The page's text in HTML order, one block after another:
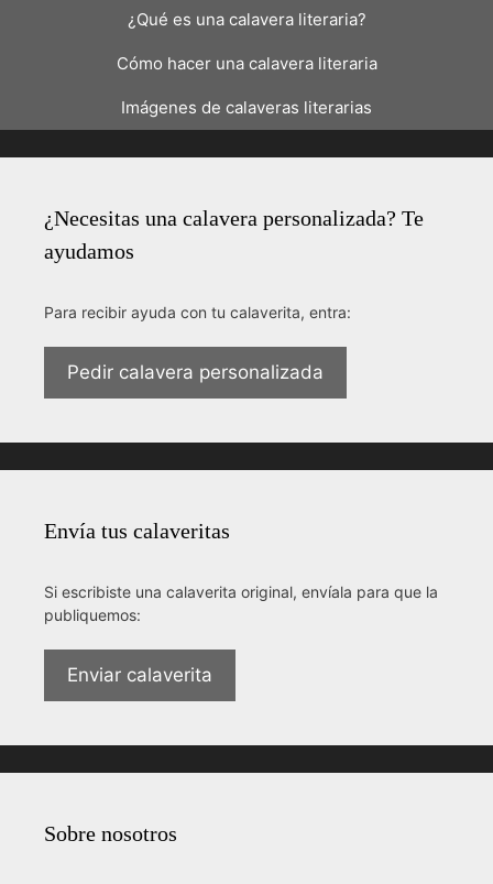
¿Qué es una calavera literaria?
Cómo hacer una calavera literaria
Imágenes de calaveras literarias
¿Necesitas una calavera personalizada? Te
ayudamos
Para recibir ayuda con tu calaverita, entra:
Pedir calavera personalizada
Envía tus calaveritas
Si escribiste una calaverita original, envíala para que la
publiquemos:
Enviar calaverita
Sobre nosotros